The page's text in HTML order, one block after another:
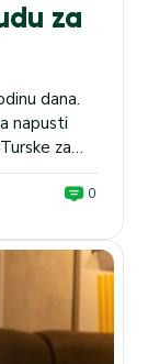
za
dana.
napusti
za
tokom
0